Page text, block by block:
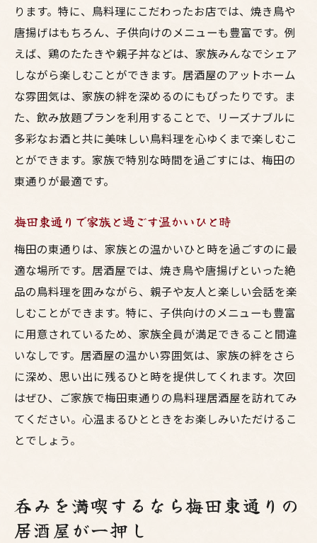
ります。特に、鳥料理にこだわったお店では、焼き鳥や
唐揚げはもちろん、子供向けのメニューも豊富です。例
えば、鶏のたたきや親子丼などは、家族みんなでシェア
しながら楽しむことができます。居酒屋のアットホーム
な雰囲気は、家族の絆を深めるのにもぴったりです。ま
た、飲み放題プランを利用することで、リーズナブルに
多彩なお酒と共に美味しい鳥料理を心ゆくまで楽しむこ
とができます。家族で特別な時間を過ごすには、梅田の
東通りが最適です。
梅田東通りで家族と過ごす温かいひと時
梅田の東通りは、家族との温かいひと時を過ごすのに最
適な場所です。居酒屋では、焼き鳥や唐揚げといった絶
品の鳥料理を囲みながら、親子や友人と楽しい会話を楽
しむことができます。特に、子供向けのメニューも豊富
に用意されているため、家族全員が満足できること間違
いなしです。居酒屋の温かい雰囲気は、家族の絆をさら
に深め、思い出に残るひと時を提供してくれます。次回
はぜひ、ご家族で梅田東通りの鳥料理居酒屋を訪れてみ
てください。心温まるひとときをお楽しみいただけるこ
とでしょう。
呑みを満喫するなら梅田東通りの
居酒屋が一押し